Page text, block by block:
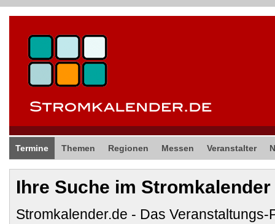
Termine Themen Regionen Messen Veranstalter
Ihre Suche im Stromkalender
Stromkalender.de - Das Veranstaltungs-